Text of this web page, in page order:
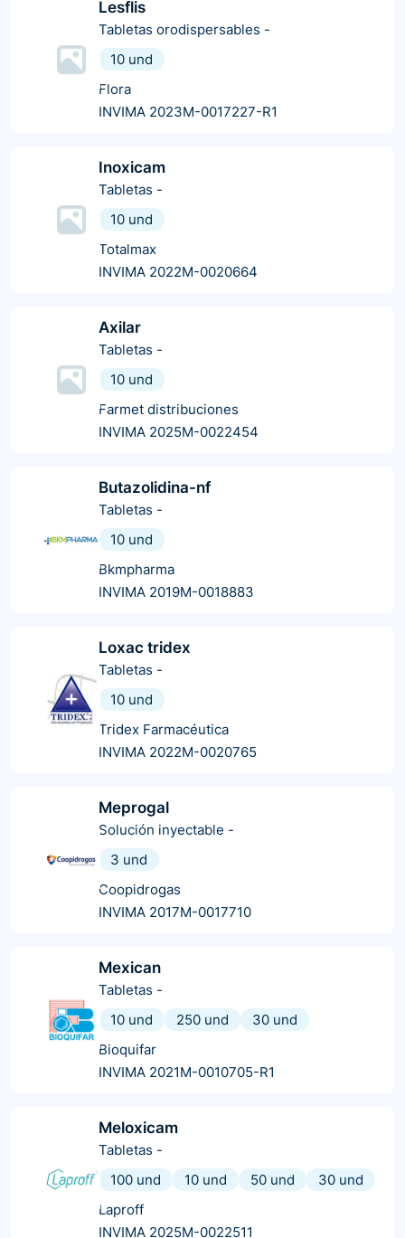
Lesflis
Tabletas orodispersables -
10 und
Flora
INVIMA 2023M-0017227-R1
Inoxicam
Tabletas -
10 und
Totalmax
INVIMA 2022M-0020664
Axilar
Tabletas -
10 und
Farmet distribuciones
INVIMA 2025M-0022454
Butazolidina-nf
Tabletas -
10 und
Bkmpharma
INVIMA 2019M-0018883
Loxac tridex
Tabletas -
10 und
Tridex Farmacéutica
INVIMA 2022M-0020765
Meprogal
Solución inyectable -
3 und
Coopidrogas
INVIMA 2017M-0017710
Mexican
Tabletas -
10 und
250 und
30 und
Bioquifar
INVIMA 2021M-0010705-R1
Meloxicam
Tabletas -
100 und
10 und 50 und
30 und
Laproff
INVIMA 2025M-0022511